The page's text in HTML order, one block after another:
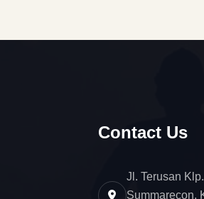
Contact Us
Jl. Terusan
Summarecon,